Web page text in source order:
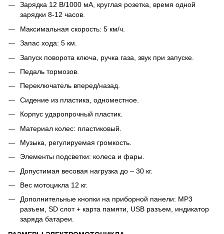
Зарядка 12 В/1000 мА, круглая розетка, время одной
зарядки 8-12 часов.
Максимальная скорость: 5 км/ч.
Запас хода: 5 км.
Запуск поворота ключа, ручка газа, звук при запуске.
Педаль тормозов.
Переключатель вперед/назад.
Сидение из пластика, одноместное.
Корпус ударопрочный пластик.
Материал колес: пластиковый.
Музыка, регулируемая громкость.
Элементы подсветки: колеса и фары.
Допустимая весовая нагрузка до – 30 кг.
Вес мотоцикла 12 кг.
Дополнительные кнопки на приборной панели: MP3
разъем, SD слот + карта памяти, USB разъем, индикатор
заряда батареи.